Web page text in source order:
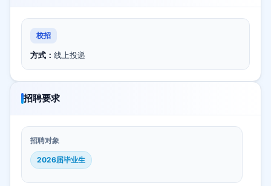
校招
方式： 线上投递
招聘要求
招聘对象
2026届毕业生